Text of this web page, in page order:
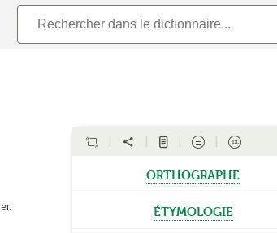
.
orthographe
étymologie